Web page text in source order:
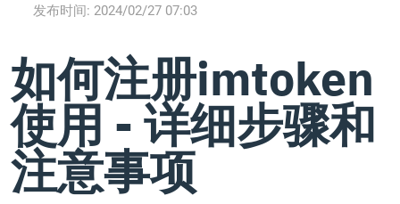
发布时间: 2024/02/27 07:03
如何注册imtoken
使用 - 详细步骤和
注意事项